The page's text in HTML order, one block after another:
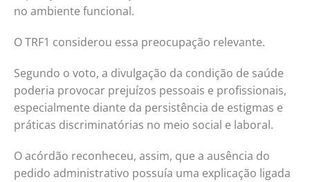
no ambiente funcional.
O TRF1 considerou essa preocupação relevante.
Segundo o voto, a divulgação da condição de saúde
poderia provocar prejuízos pessoais e profissionais,
especialmente diante da persistência de estigmas e
práticas discriminatórias no meio social e laboral.
O acórdão reconheceu, assim, que a ausência do
pedido administrativo possuía uma explicação ligada